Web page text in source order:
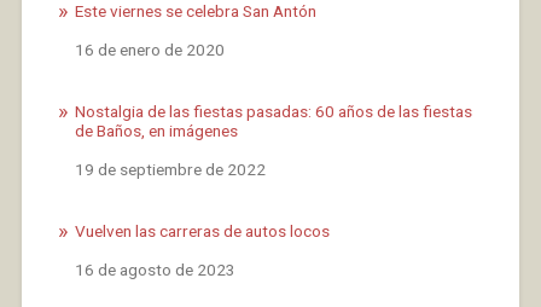
Este viernes se celebra San Antón
Fecha
16 de enero de 2020
Nostalgia de las fiestas pasadas: 60 años de las fiestas
de Baños, en imágenes
Fecha
19 de septiembre de 2022
Vuelven las carreras de autos locos
Fecha
16 de agosto de 2023